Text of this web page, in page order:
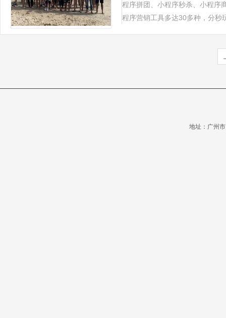
程序拼团、小程序秒杀、小程序
程序营销工具多达30多种，分秒
地址：广州